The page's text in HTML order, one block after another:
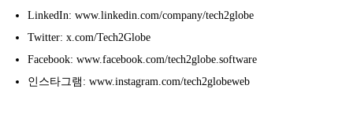
LinkedIn: www.linkedin.com/company/tech2globe
Twitter: x.com/Tech2Globe
Facebook: www.facebook.com/tech2globe.software
인스타그램: www.instagram.com/tech2globeweb